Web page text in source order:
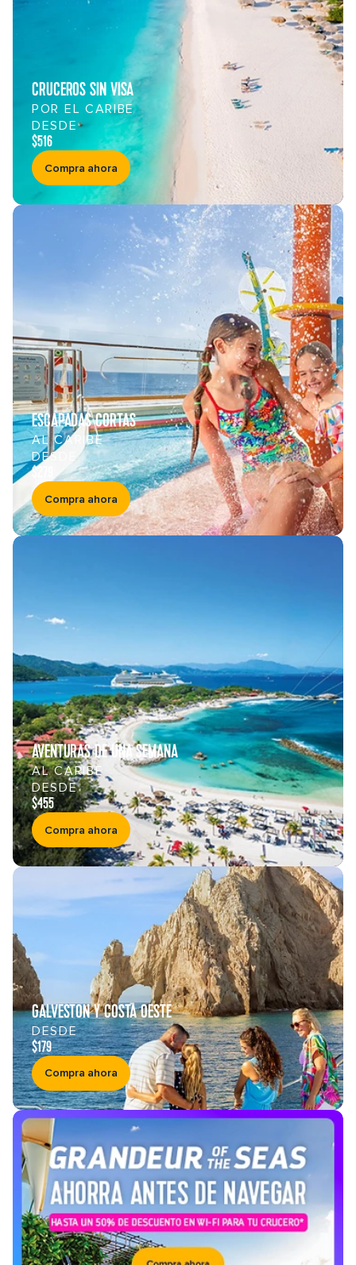
CRUCEROS SIN VISA
POR EL CARIBE
DESDE
$516
Compra ahora
ESCAPADAS CORTAS
AL CARIBE
DESDE
$279
Compra ahora
AVENTURAS DE UNA SEMANA
AL CARIBE
DESDE
$455
Compra ahora
GALVESTON Y COSTA OESTE
DESDE
$179
Compra ahora